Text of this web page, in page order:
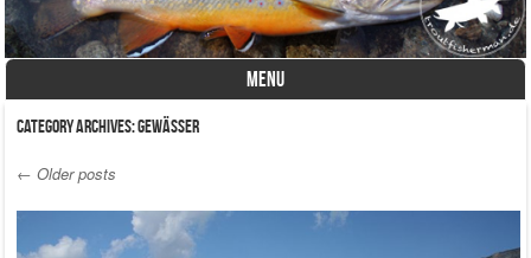
MENU
Skip to content
Category Archives:Gewässer
Post navigation
← Older posts